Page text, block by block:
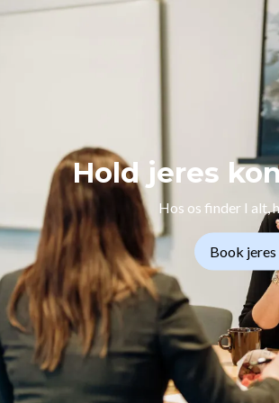
Hold jeres
Hos os finder I alt,
Book